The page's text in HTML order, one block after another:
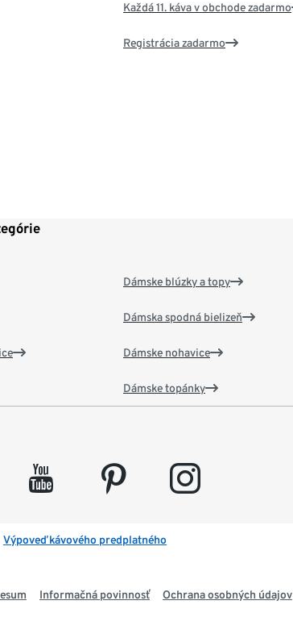
Každá 11. káva v obchode zadarmo
Registrácia zadarmo
Dámske blúzky a topy
Dámska spodná bielizeň
Dámske nohavice
Dámske topánky
youtube pinterest instagram
Výpoveď kávového predplatného
Informačná povinnosť Ochrana osobných údajov